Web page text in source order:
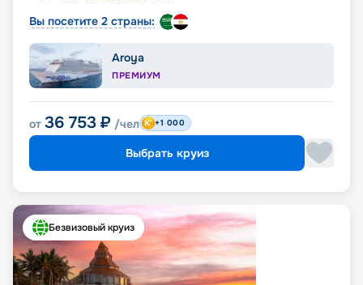
Вы посетите 2 страны:
Aroya
ПРЕМИУМ
от 36 753 ₽ /чел +1 000
Выбрать круиз
Безвизовый круиз